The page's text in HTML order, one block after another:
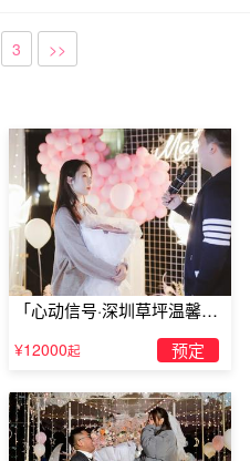
3 >>
「心动信号·深圳草坪温馨求
¥12000起 预定